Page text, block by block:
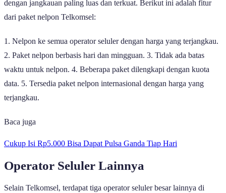
dengan jangkauan paling luas dan terkuat. Berikut ini adalah fitur
dari paket nelpon Telkomsel:
1. Nelpon ke semua operator seluler dengan harga yang terjangkau.
2. Paket nelpon berbasis hari dan mingguan. 3. Tidak ada batas
waktu untuk nelpon. 4. Beberapa paket dilengkapi dengan kuota
data. 5. Tersedia paket nelpon internasional dengan harga yang
terjangkau.
Baca juga
Cukup Isi Rp5.000 Bisa Dapat Pulsa Ganda Tiap Hari
Operator Seluler Lainnya
Selain Telkomsel, terdapat tiga operator seluler besar lainnya di